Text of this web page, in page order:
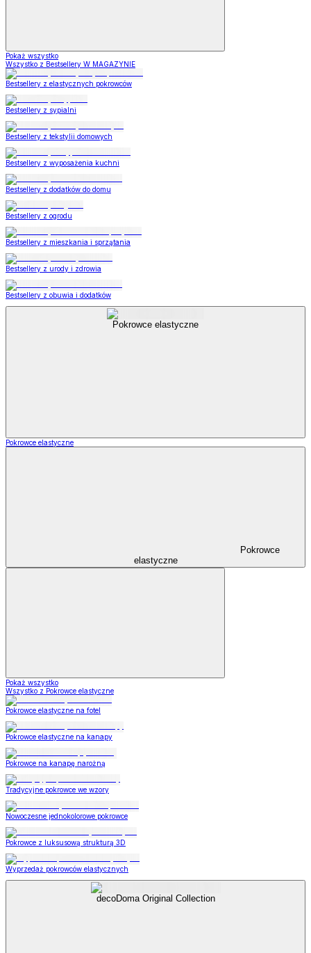
Pokaż wszystko
Wszystko z Bestsellery W MAGAZYNIE
Bestsellery z elastycznych pokrowców
Bestsellery z sypialni
Bestsellery z tekstylii domowych
Bestsellery z wyposażenia kuchni
Bestsellery z dodatków do domu
Bestsellery z ogrodu
Bestsellery z mieszkania i sprzątania
Bestsellery z urody i zdrowia
Bestsellery z obuwia i dodatków
Pokrowce elastyczne
Pokrowce elastyczne
Pokrowce
elastyczne
Pokaż wszystko
Wszystko z Pokrowce elastyczne
Pokrowce elastyczne na fotel
Pokrowce elastyczne na kanapy
Pokrowce na kanapę narożną
Tradycyjne pokrowce we wzory
Nowoczesne jednokolorowe pokrowce
Pokrowce z luksusową strukturą 3D
Wyprzedaż pokrowców elastycznych
decoDoma Original Collection